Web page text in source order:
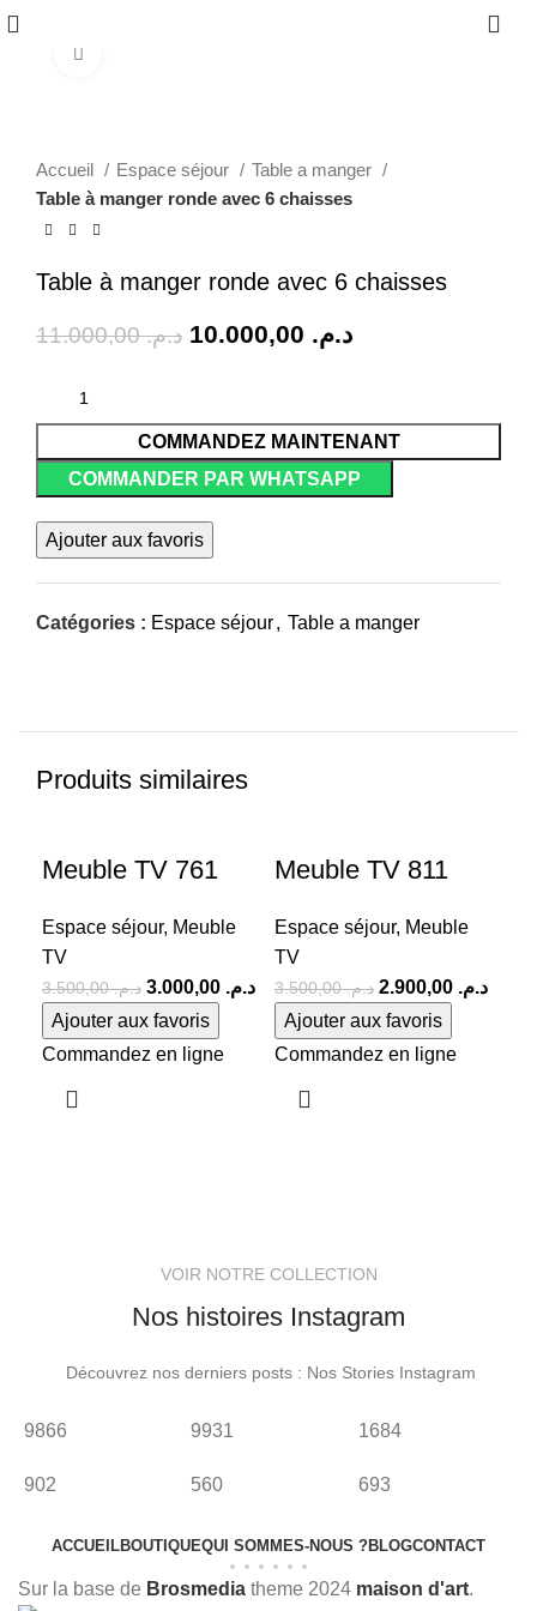
Accueil Espace séjour
Table a manger
Table à manger ronde avec 6 chaisses
Table à manger ronde avec 6 chaisses
د.م.11.000,00 د.م.
COMMANDEZ MAINTENANT
COMMANDER PAR WHATSAPP
Ajouter aux favoris
Catégories : Espace séjour, Table a manger
Produits similaires
Meuble TV 761
Espace séjour, Meuble
TV
د.م.3.500,00 د.م.
Ajouter aux favoris
Commandez en ligne
Meuble TV 811
Espace séjour, Meuble
TV
د.م.3.500,00 د.م.
Ajouter aux favoris
Commandez en ligne
VOIR NOTRE COLLECTION
Nos histoires Instagram
Découvrez nos derniers posts : Nos Stories Instagram
9866
902
9931
560
1684
693
ACCUEILBOUTIQUEQUI SOMMES-NOUS ?BLOGCONTACT
Sur la base de Brosmedia theme 2024 maison d'art.